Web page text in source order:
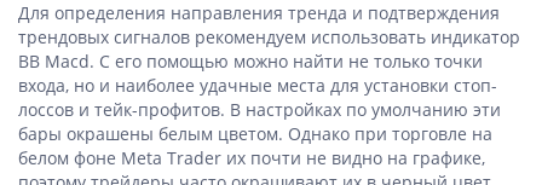
Для определения направления тренда и подтверждения
трендовых сигналов рекомендуем использовать индикатор
BB Macd. С его помощью можно найти не только точки
входа, но и наиболее удачные места для установки стоп-
лоссов и тейк-профитов. В настройках по умолчанию эти
бары окрашены белым цветом. Однако при торговле на
белом фоне Meta Trader их почти не видно на графике,